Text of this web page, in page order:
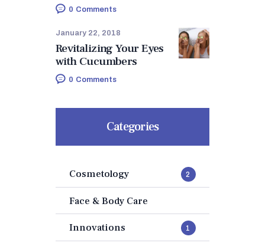
0 Comments
Revitalizing Your Eyes
with Cucumbers
January 22, 2018
0 Comments
Categories
Cosmetology 2
Face & Body Care
Innovations 1